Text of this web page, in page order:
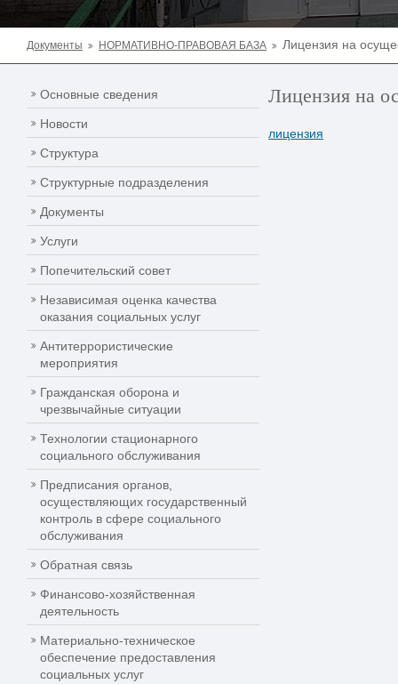
Документы НОРМАТИВНО-ПРАВОВАЯ БАЗА Лицензия на
Основные сведения
Новости
Структура
Структурные подразделения
Документы
Услуги
Попечительский совет
Независимая оценка качества
оказания социальных услуг
Антитеррористические
мероприятия
Гражданская оборона и
чрезвычайные ситуации
Технологии стационарного
социального обслуживания
Предписания органов,
осуществляющих государственный
контроль в сфере социального
обслуживания
Обратная связь
Финансово-хозяйственная
деятельность
Материально-техническое
обеспечение предоставления
социальных услуг
Лицензия на
лицензия